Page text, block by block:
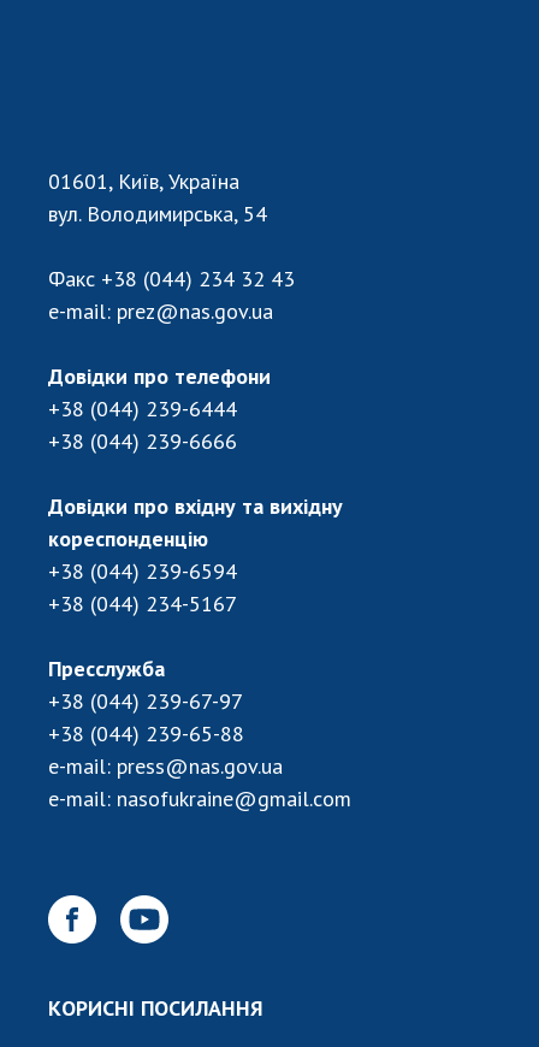
01601, Київ, Україна
вул. Володимирська, 54
Факс +38 (044) 234 32 43
e-mail: prez@nas.gov.ua
Довідки про телефони
+38 (044) 239-6444
+38 (044) 239-6666
Довідки про вхідну та вихідну
кореспонденцію
+38 (044) 239-6594
+38 (044) 234-5167
Пресслужба
+38 (044) 239-67-97
+38 (044) 239-65-88
e-mail: press@nas.gov.ua
e-mail: nasofukraine@gmail.com
КОРИСНІ ПОСИЛАННЯ